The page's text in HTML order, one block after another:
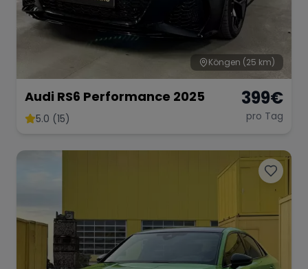
Köngen (25 km)
Audi RS6 Performance 2025
5.0 (15)
399€
pro Tag